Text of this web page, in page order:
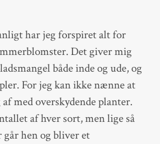
har jeg forspiret alt for
Det giver mig
både inde og ude, og
For jeg kan ikke nænne at
med overskydende planter.
af hver sort, men lige så
går hen og bliver et